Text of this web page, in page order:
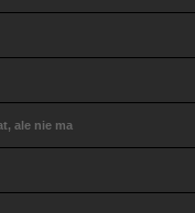
ale nie ma